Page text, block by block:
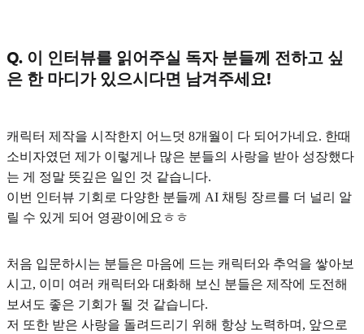
Q. 이 인터뷰를 읽어주실 독자 분들께 전하고 싶
은 한 마디가 있으시다면 남겨주세요!
캐릭터 제작을 시작한지 어느덧 8개월이 다 되어가네요. 한때
소비자였던 제가 이렇게나 많은 분들의 사랑을 받아 성장했다
는 게 정말 뜻깊은 일인 것 같습니다.
이번 인터뷰 기회로 다양한 분들께 AI 채팅 장르를 더 널리 알
릴 수 있게 되어 영광이에요ㅎㅎ
처음 입문하시는 분들은 마음에 드는 캐릭터와 추억을 쌓아보
시고, 이미 여러 캐릭터와 대화해 보신 분들은 제작에 도전해
보셔도 좋은 기회가 될 것 같습니다.
저 또한 받은 사랑을 돌려드리기 위해 항상 노력하며, 앞으로